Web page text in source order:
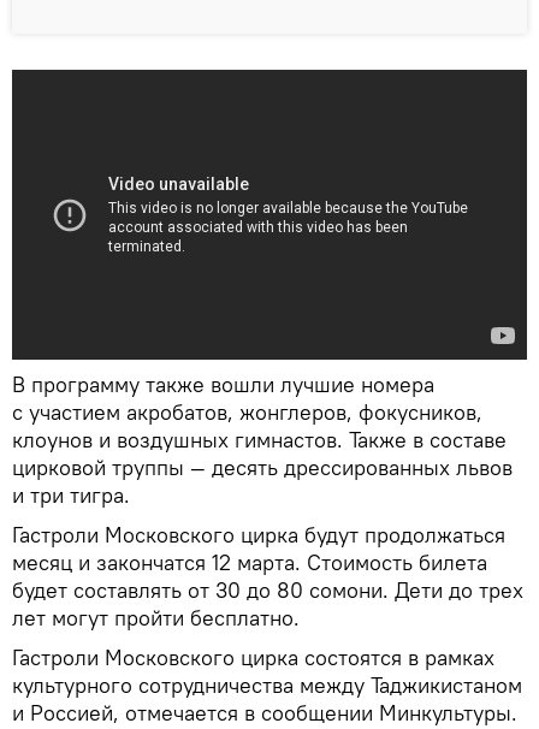
В программу также вошли лучшие номера
с участием акробатов, жонглеров, фокусников,
клоунов и воздушных гимнастов. Также в составе
цирковой труппы — десять дрессированных львов
и три тигра.
Гастроли Московского цирка будут продолжаться
месяц и закончатся 12 марта. Стоимость билета
будет составлять от 30 до 80 сомони. Дети до трех
лет могут пройти бесплатно.
Гастроли Московского цирка состоятся в рамках
культурного сотрудничества между Таджикистаном
и Россией, отмечается в сообщении Минкультуры.